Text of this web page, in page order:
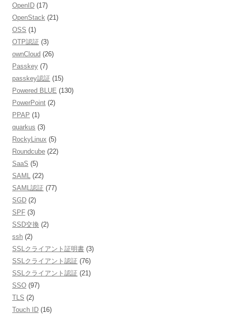
OpenID (17)
OpenStack (21)
OSS (1)
OTP認証 (3)
ownCloud (26)
Passkey (7)
passkey認証 (15)
Powered BLUE (130)
PowerPoint (2)
PPAP (1)
quarkus (3)
RockyLinux (5)
Roundcube (22)
SaaS (5)
SAML (22)
SAML認証 (77)
SGD (2)
SPF (3)
SSD交換 (2)
ssh (2)
SSLクライアント証明書 (3)
SSLクライアント認証 (76)
SSLクライアント認証 (21)
SSO (97)
TLS (2)
Touch ID (16)